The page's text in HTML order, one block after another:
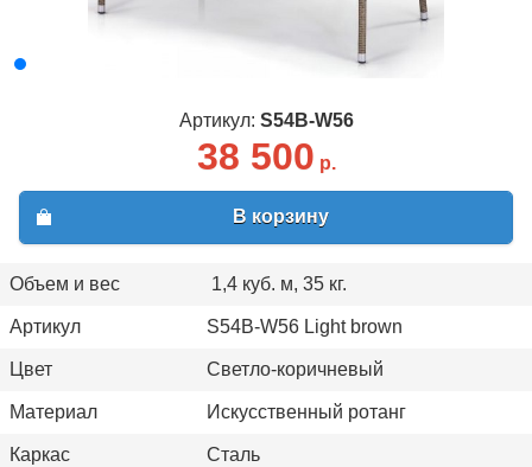
Артикул: S54B-W56
38 500 р.
В корзину
Объем и вес 1,4 куб. м, 35 кг.
Артикул S54B-W56 Light brown
Цвет Светло-коричневый
Материал Искусственный ротанг
Каркас Сталь